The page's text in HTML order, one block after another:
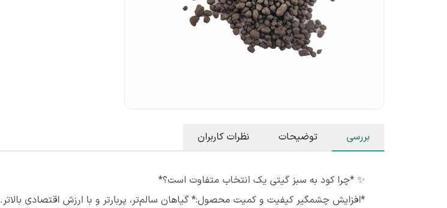
بررسی توضیحات نظرات کاربران
✨ *چرا کود به سبز گیتی یک انتخاب متفاوت است؟*
*افزایش چشمگیر کیفیت و کمیت محصول:* گیاهان سالم‌تر، پربارتر و با ارزش اقتصادی بالاتر.